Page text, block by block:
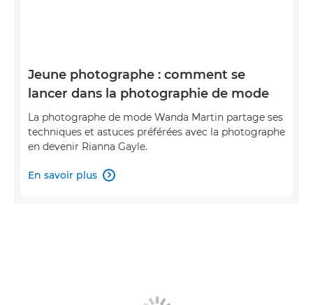
Jeune photographe : comment se
lancer dans la photographie de mode
La photographe de mode Wanda Martin partage ses
techniques et astuces préférées avec la photographe
en devenir Rianna Gayle.
En savoir plus 